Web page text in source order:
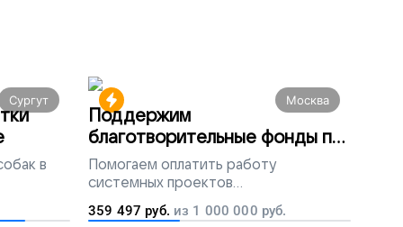
Сургут
в
Москва
Поддержим
благотворительные фонды по
всей России
Помогаем оплатить работу
системных проектов
благотворительных организаций
359 497 руб. из 1 000 000 руб.